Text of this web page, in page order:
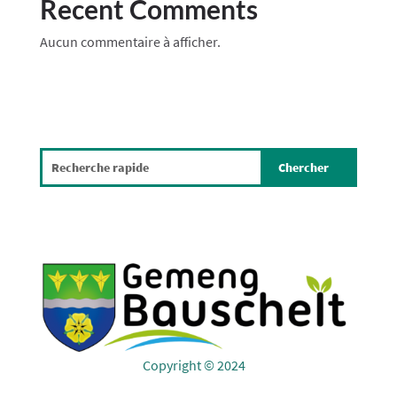
Recent Comments
Aucun commentaire à afficher.
Copyright © 2024